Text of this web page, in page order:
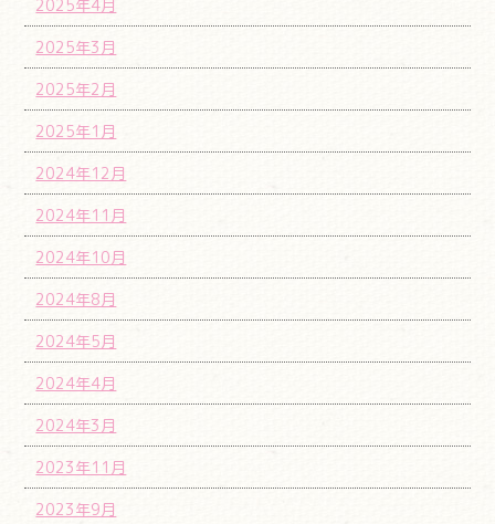
2025年4月
2025年3月
2025年2月
2025年1月
2024年12月
2024年11月
2024年10月
2024年8月
2024年5月
2024年4月
2024年3月
2023年11月
2023年9月